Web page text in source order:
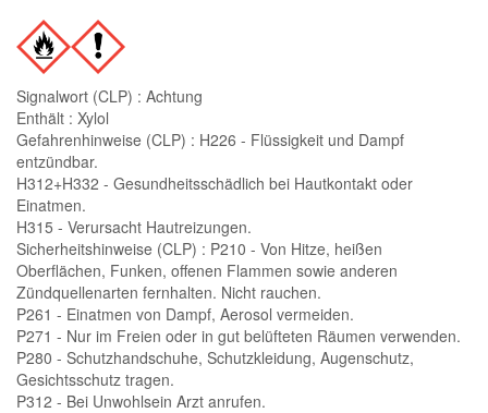
Proma
Sia
Spectral
StarChem
Sundstrom
(4)
Troton
(2)
Wibeco
(1)
ZVG
Signalwort (CLP) : Achtung
Enthält : Xylol
Gefahrenhinweise (CLP) : H226 - Flüssigkeit und Dampf
entzündbar.
H312+H332 - Gesundheitsschädlich bei Hautkontakt oder
Einatmen.
H315 - Verursacht Hautreizungen.
Sicherheitshinweise (CLP) : P210 - Von Hitze, heißen
Oberflächen, Funken, offenen Flammen sowie anderen
Zündquellenarten fernhalten. Nicht rauchen.
P261 - Einatmen von Dampf, Aerosol vermeiden.
P271 - Nur im Freien oder in gut belüfteten Räumen verwenden.
P280 - Schutzhandschuhe, Schutzkleidung, Augenschutz,
Gesichtsschutz tragen.
P312 - Bei Unwohlsein Arzt anrufen.